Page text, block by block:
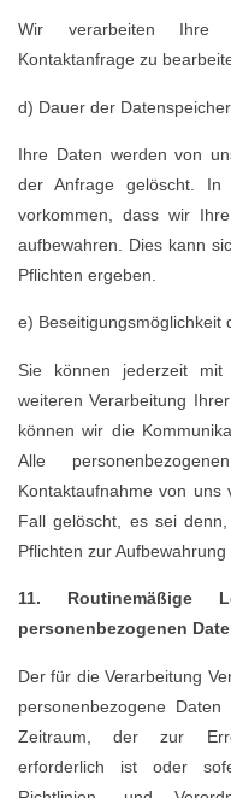
Wir verarbeiten Ihre
Kontaktanfrage zu
d) Dauer der
Ihre Daten werden von
der Anfrage gelöscht.
vorkommen, dass wir
aufbewahren. Dies kann
Pflichten ergeben.
e) Beseitigungsmöglichkeit
Sie können jederzeit
weiteren Verarbeitung
können wir die
Alle
Kontaktaufnahme von uns
Fall gelöscht, es sei
Pflichten zur
11. Routinemäßige
personenbezogenen
Der für die Verarbeitung
personenbezogene
Zeitraum, der zur
erforderlich ist oder